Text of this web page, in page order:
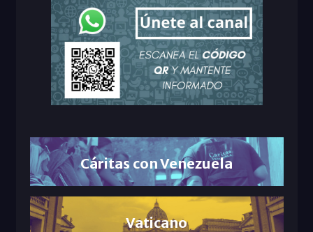
Cáritas con Venezuela
Vaticano